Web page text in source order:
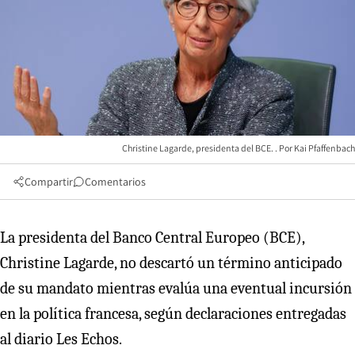
Christine Lagarde, presidenta del BCE. Kai Pfaffenbach
Compartir Comentarios
La presidenta del Banco Central Europeo (BCE),
Christine Lagarde, no descartó un término anticipado
de su mandato mientras evalúa una eventual incursión
en la política francesa, según declaraciones entregadas
al diario Les Echos.